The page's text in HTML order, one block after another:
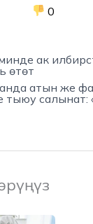
0
ак
өтөт
атын же
тыюу